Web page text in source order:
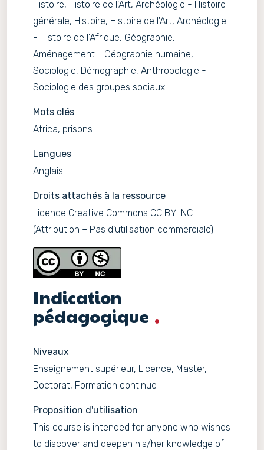
Histoire, Histoire de l'Art, Archéologie - Histoire
générale, Histoire, Histoire de l'Art, Archéologie
- Histoire de l'Afrique, Géographie,
Aménagement - Géographie humaine,
Sociologie, Démographie, Anthropologie -
Sociologie des groupes sociaux
Mots clés
Africa, prisons
Langues
Anglais
Droits attachés à la ressource
Licence Creative Commons CC BY-NC
(Attribution – Pas d’utilisation commerciale)
Indication
pédagogique
Niveaux
Enseignement supérieur, Licence, Master,
Doctorat, Formation continue
Proposition d'utilisation
This course is intended for anyone who wishes
to discover and deepen his/her knowledge of